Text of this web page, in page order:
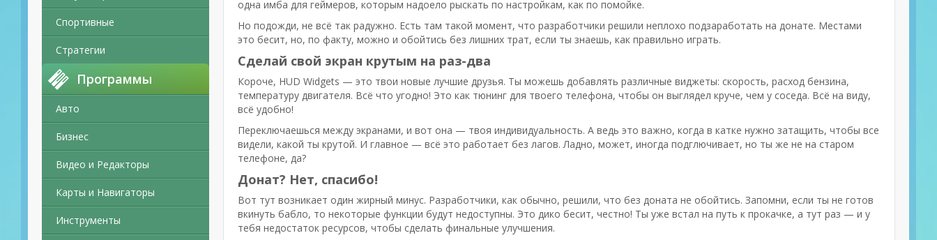
Спортивные
Стратегии
Программы
Авто
Бизнес
Видео и Редакторы
Карты и Навигаторы
Инструменты
одна имба для геймеров, которым надоело рыскать по настройкам, как по помойке.
Но подожди, не всё так радужно. Есть там такой момент, что разработчики решили неплохо подзаработать на донате. Местами
это бесит, но, по факту, можно и обойтись без лишних трат, если ты знаешь, как правильно играть.
Сделай свой экран крутым на раз-два
Короче, HUD Widgets — это твои новые лучшие друзья. Ты можешь добавлять различные виджеты: скорость, расход бензина,
температуру двигателя. Всё что угодно! Это как тюнинг для твоего телефона, чтобы он выглядел круче, чем у соседа. Всё на виду,
всё удобно!
Переключаешься между экранами, и вот она — твоя индивидуальность. А ведь это важно, когда в катке нужно затащить, чтобы все
видели, какой ты крутой. И главное — всё это работает без лагов. Ладно, может, иногда подглючивает, но ты же не на старом
телефоне, да?
Донат? Нет, спасибо!
Вот тут возникает один жирный минус. Разработчики, как обычно, решили, что без доната не обойтись. Запомни, если ты не готов
вкинуть бабло, то некоторые функции будут недоступны. Это дико бесит, честно! Ты уже встал на путь к прокачке, а тут раз — и у
тебя недостаток ресурсов, чтобы сделать финальные улучшения.